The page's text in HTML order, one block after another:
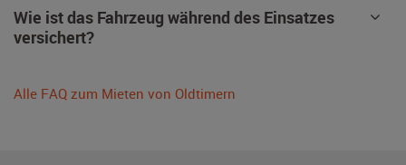
Wie ist das Fahrzeug während des Einsatzes
versichert?
Alle FAQ zum Mieten von Oldtimern